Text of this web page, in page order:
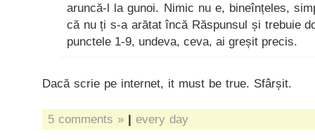
aruncă-l la gunoi. Nimic nu e, bineînțeles,
că nu ți s-a arătat încă Răspunsul și trebuie
punctele 1-9, undeva, ceva, ai greșit precis.
Dacă scrie pe internet, it must be true. Sfârșit.
5 comments » | every day